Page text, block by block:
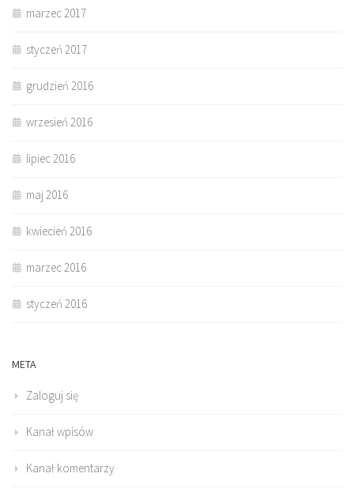
marzec 2017
styczeń 2017
grudzień 2016
wrzesień 2016
lipiec 2016
maj 2016
kwiecień 2016
marzec 2016
styczeń 2016
META
Zaloguj się
Kanał wpisów
Kanał komentarzy